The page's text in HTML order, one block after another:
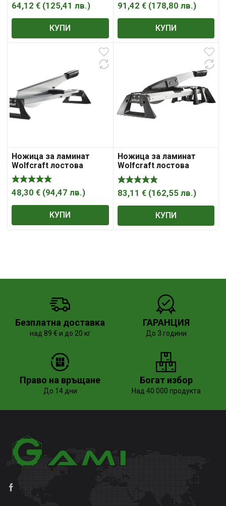
64,12 € (125,41 лв.)
КУПИ
91,42 € (178,80 лв.)
КУПИ
Ножица за ламинат
Wolfcraft лостова
465х11 мм, 636 мм, LC
600
48,30 € (94,47 лв.)
КУПИ
Ножица за ламинат
Wolfcraft лостова
465х11 мм, 661 мм, VLC
800
83,11 € (162,55 лв.)
КУПИ
Безплатна доставка
над 89 € и до 20 кг
ГАРАНЦИЯ
До 3 години
Право на връщане
До 14 дни
Богат избор
Над 40 000 продукта